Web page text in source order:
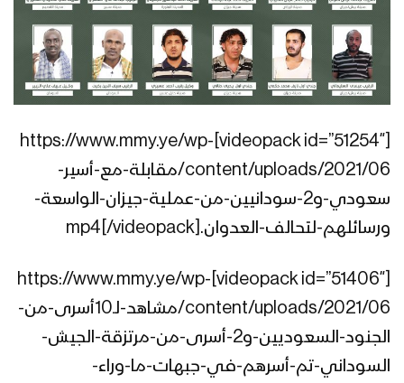
شاردون من طلقة – من مشاهد عملية
جيزان الواسعة – مع الله
موجز – مشاهد تحرير عشرات المواقع
جبال الدود والرميح وجحفان – جيزان
ولاتهنوا – من مشاهد عملية جيزان
الواسعة – ولاتهنوا
نكال من مشاهد عملية جيزان الواسعة –
ولاتهنوا
تطهير عشرات المواقع السعودية –
[videopack id=”51254″]https://www.mmy.ye/wp-
content/uploads/2021/06/مقابلة-مع-أسير-
سعودي-و2-سودانيين-من-عملية-جيزان-الواسعة-
ورسائلهم-لتحالف-العدوان.mp4[/videopack]
[videopack id=”51406″]https://www.mmy.ye/wp-
content/uploads/2021/06/مشاهد-لـ10أسرى-من-
الجنود-السعوديين-و2-أسرى-من-مرتزقة-الجيش-
السوداني-تم-أسرهم-في-جبهات-ما-وراء-